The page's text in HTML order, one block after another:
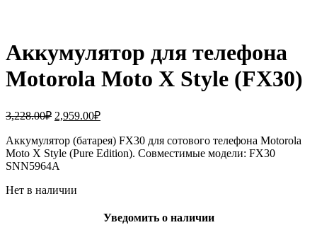
Аккумулятор для телефона
Motorola Moto X Style (FX30)
3,228.00₽ Первоначальная
составляла
3,228.00₽.
2,959.00₽Текущая
2,959.00₽.
Аккумулятор (батарея) FX30 для сотового телефона Motorola
Moto X Style (Pure Edition). Совместимые модели: FX30
SNN5964A
Нет в наличии
Уведомить о наличии